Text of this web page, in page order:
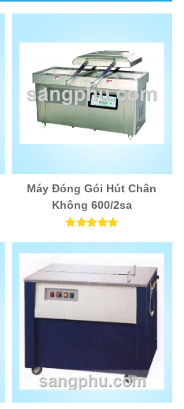
Máy Đóng Gói Hút Chân
Không 600/2sa